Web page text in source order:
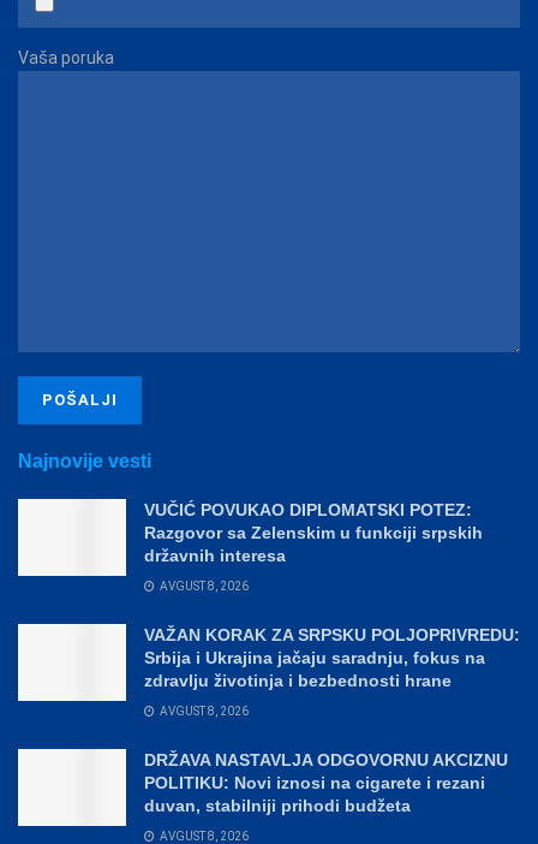
Vaša poruka
Najnovije vesti
VUČIĆ POVUKAO DIPLOMATSKI POTEZ:
Razgovor sa Zelenskim u funkciji srpskih
državnih interesa
AVGUST 8, 2026
VAŽAN KORAK ZA SRPSKU POLJOPRIVREDU:
Srbija i Ukrajina jačaju saradnju, fokus na
zdravlju životinja i bezbednosti hrane
AVGUST 8, 2026
DRŽAVA NASTAVLJA ODGOVORNU AKCIZNU
POLITIKU: Novi iznosi na cigarete i rezani
duvan, stabilniji prihodi budžeta
AVGUST 8, 2026